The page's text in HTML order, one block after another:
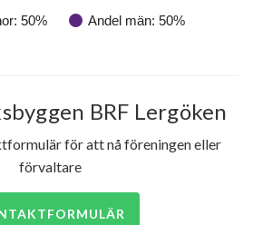
50% Andel män: 50%
BRF Lergöken
för att nå föreningen eller
förvaltare